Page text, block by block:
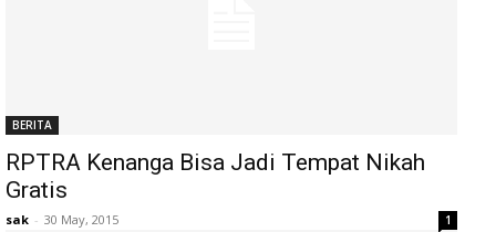
BERITA
RPTRA Kenanga Bisa Jadi Tempat Nikah
Gratis
sak - 30 May, 2015 1